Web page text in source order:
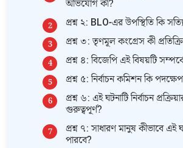
অভিযোগ কী?
প্রশ্ন ২: BLO-এর উপস্থিতি কি
প্রশ্ন ৩: তৃণমূল কংগ্রেস কী
প্রশ্ন ৪: বিজেপি এই বিষয়টি
প্রশ্ন ৫: নির্বাচন কমিশন কি
প্রশ্ন ৬: এই ঘটনাটি নির্বাচন
গুরুত্বপূর্ণ?
প্রশ্ন ৭: সাধারণ মানুষ কীভাবে
পারবে?